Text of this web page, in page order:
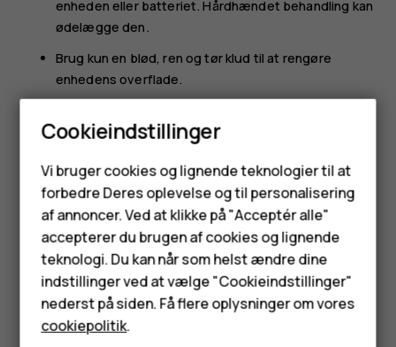
Smartphones
Feature-telefoner
Tilbehør
HMD Terra M
Tablets
enheden eller batteriet. Hårdhændet behandling kan
ødelægge den.
Brug kun en blød, ren og tør klud til at rengøre
enhedens overflade.
enheden fungerer korrekt.
Hold enheden væk fra magneter og magnetiske
felter.
For at beskytte dine vigtige data bør du gemme dem
mindst to adskilte steder, f.eks. på enheden,
hukommelseskortet eller computeren, eller skrive
vigtige oplysninger ned.
Under længere drift kan enheden føles varm. I de fleste
tilfælde er dette normalt. Enheden kan undgå at blive for
Cookieindstillinger
Vi bruger cookies og lignende teknologier til at
forbedre Deres oplevelse og til personalisering
af annoncer. Ved at klikke på "Acceptér alle"
accepterer du brugen af cookies og lignende
teknologi. Du kan når som helst ændre dine
indstillinger ved at vælge "Cookieindstillinger"
nederst på siden. Få flere oplysninger om vores
cookiepolitik.